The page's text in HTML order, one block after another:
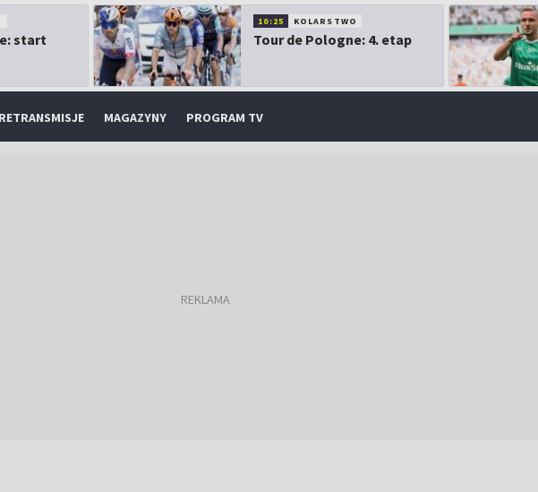
start
10:25 KOLARSTWO
Tour de Pologne: 4. etap
RETRANSMISJE MAGAZYNY PROGRAM TV